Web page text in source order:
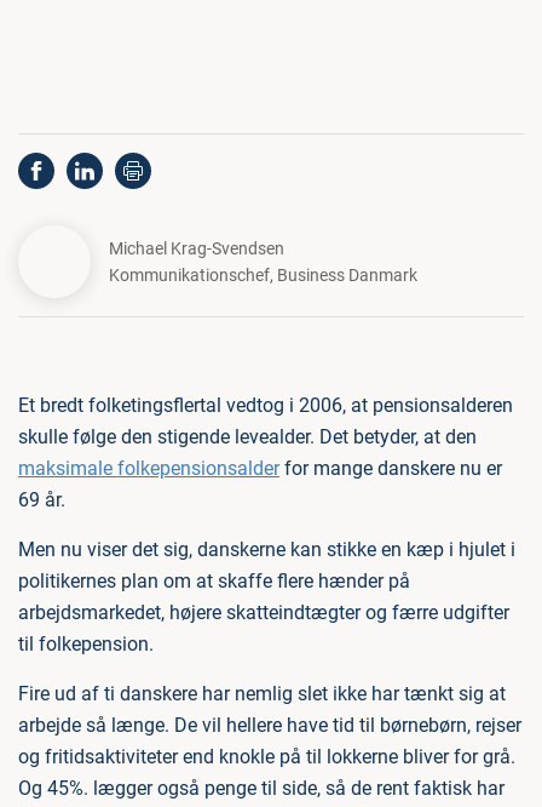
Michael Krag-Svendsen
Kommunikationschef, Business Danmark
Et bredt folketingsflertal vedtog i 2006, at pensionsalderen
skulle følge den stigende levealder. Det betyder, at den
maksimale folkepensionsalderfor mange danskere nu er
69 år.
Men nu viser det sig, danskerne kan stikke en kæp i hjulet i
politikernes plan om at skaffe flere hænder på
arbejdsmarkedet, højere skatteindtægter og færre udgifter
til folkepension.
Fire ud af ti danskere har nemlig slet ikke har tænkt sig at
arbejde så længe. De vil hellere have tid til børnebørn, rejser
og fritidsaktiviteter end knokle på til lokkerne bliver for grå.
Og 45%. lægger også penge til side, så de rent faktisk har